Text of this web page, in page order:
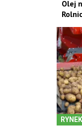
Olej
RYNEK